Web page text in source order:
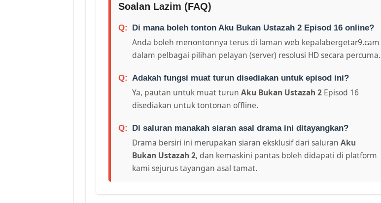
Soalan Lazim (FAQ)
Di mana boleh tonton Aku Bukan Ustazah 2 Episod 16 online?
Anda boleh menontonnya terus di laman web kepalabergetar9.cam
dalam pelbagai pilihan pelayan (server) resolusi HD secara percuma.
Adakah fungsi muat turun disediakan untuk episod ini?
Ya, pautan untuk muat turun Aku Bukan Ustazah 2Episod 16
disediakan untuk tontonan offline.
Di saluran manakah siaran asal drama ini ditayangkan?
Drama bersiri ini merupakan siaran eksklusif dari saluran Aku
Bukan Ustazah 2, dan kemaskini pantas boleh didapati di platform
kami sejurus tayangan asal tamat.